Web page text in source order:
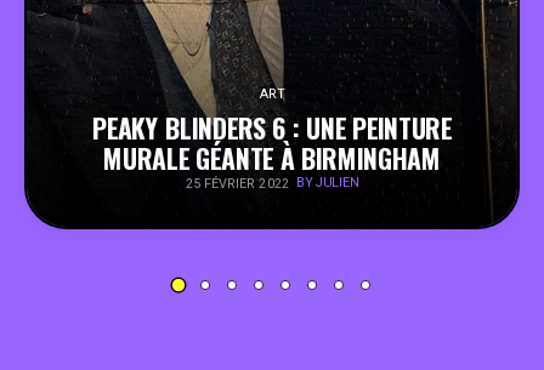
BONS PLANS
SOUTENEZ KULTT
ART
PEAKY BLINDERS 6 : UNE PEINTURE
MURALE GÉANTE À BIRMINGHAM
25 FÉVRIER 2022 BY JULIEN